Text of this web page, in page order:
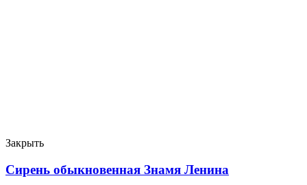
Закрыть
Сирень обыкновенная Знамя Ленина